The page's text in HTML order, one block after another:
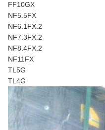
FF10GX
NF5.5FX
NF6.1FX.2
NF7.3FX.2
NF8.4FX.2
NF11FX
TL5G
TL4G